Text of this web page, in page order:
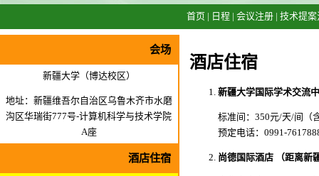
首页 | 日程 | 会议注册 | 技术提案
会场
新疆大学（博达校区）
地址：新疆维吾尔自治区乌鲁木齐市水磨
沟区华瑞街777号-计算机科学与技术学院
A座
酒店住宿
酒店住宿
新疆大学国际学术交流
标准间：350元/天/间（
预定电话：0991-
尚德国际酒店 （距离新